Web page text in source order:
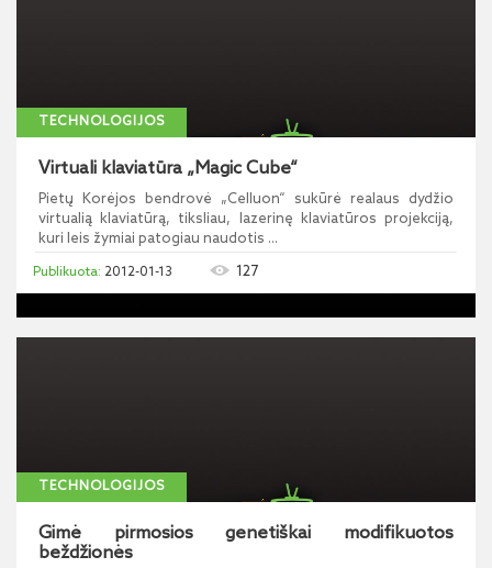
TECHNOLOGIJOS
Virtuali klaviatūra „Magic Cube“
Pietų Korėjos bendrovė „Celluon“ sukūrė realaus dydžio
virtualią klaviatūrą, tiksliau, lazerinę klaviatūros projekciją,
kuri leis žymiai patogiau naudotis ...
2012-01-13 127
TECHNOLOGIJOS
Gimė pirmosios genetiškai modifikuotos
beždžionės